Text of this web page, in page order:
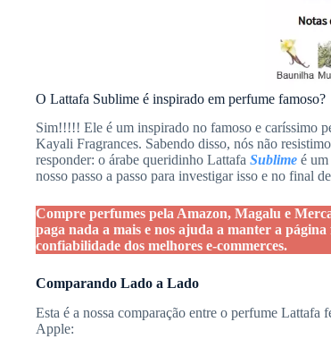
O Lattafa Sublime é inspirado em perfume famoso?
Sim!!!!! Ele é um inspirado no famoso e
Kayali Fragrances. Sabendo disso, nós não
responder: o árabe queridinho Lattafa Sublime é
nosso passo a passo para investigar isso e no final
Compre perfumes pela Amazon, Magalu e
paga nada a mais e nos ajuda a manter a
confiabilidade dos melhores e-commerces.
Comparando Lado a Lado
Esta é a nossa comparação entre o perfume
Apple: